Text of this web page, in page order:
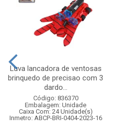
Luva lancadora de ventosas
brinquedo de precisao com 3
dardo...
Código: 836370
Embalagem: Unidade
Caixa Com: 24 Unidade(s)
Inmetro: ABCP-BRI-0404-2023-16